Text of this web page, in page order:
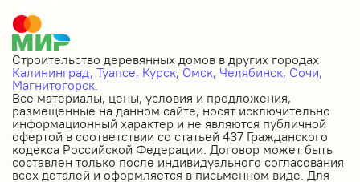
Строительство деревянных домов в других городах
Калининград, Туапсе, Курск, Омск, Челябинск, Сочи,
Магнитогорск.
Все материалы, цены, условия и предложения,
размещенные на данном сайте, носят исключительно
информационный характер и не являются публичной
офертой в соответствии со статьей 437 Гражданского
кодекса Российской Федерации. Договор может быть
составлен только после индивидуального согласования
всех деталей и оформляется в письменном виде. Для